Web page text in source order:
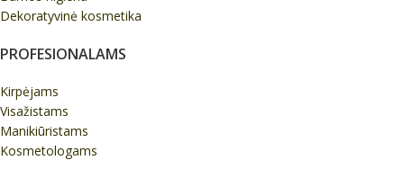
Dekoratyvinė kosmetika
PROFESIONALAMS
Kirpėjams
Visažistams
Manikiūristams
Kosmetologams